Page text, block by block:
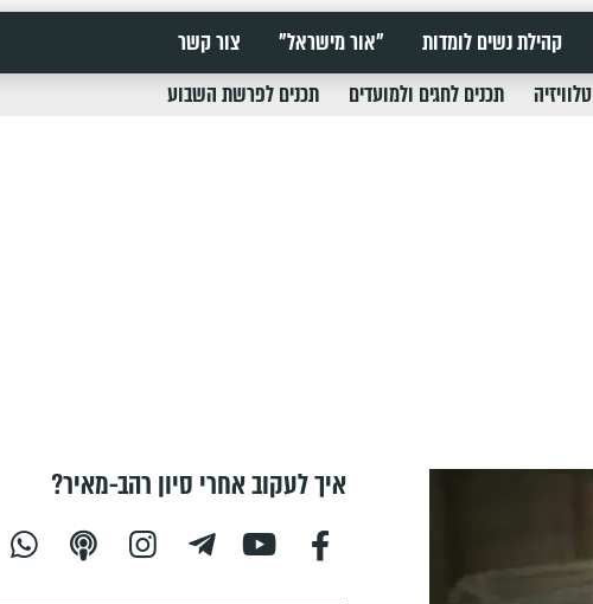
קהילת נשים לומדות "אור מישראל" צור קשר
טלוויזיה תכנים לחגים ולמועדים תכנים לפרשת השבוע
איך לעקוב אחרי סיון רהב-מאיר?